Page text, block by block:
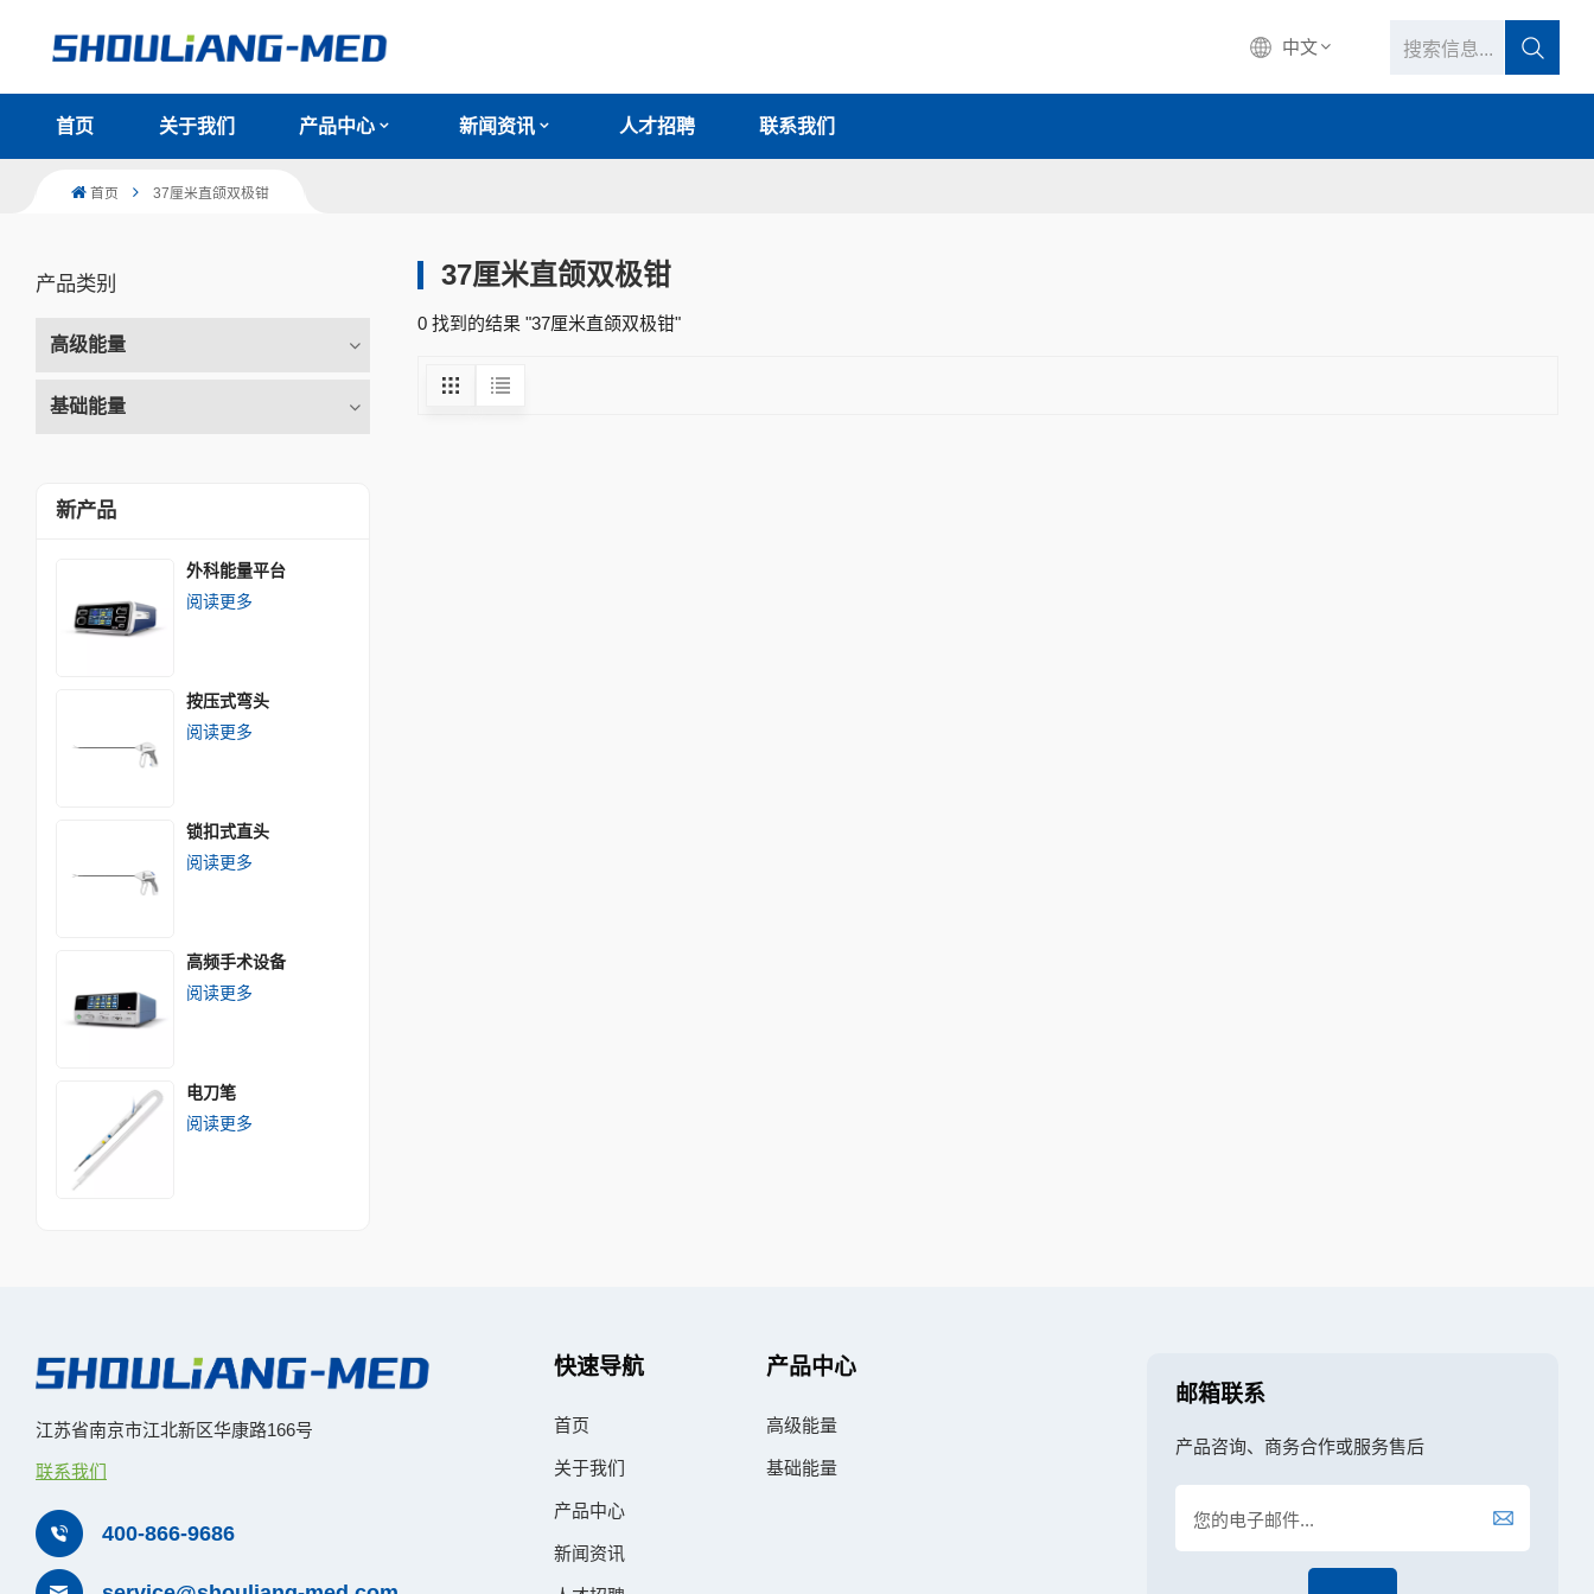
中文
中文
首页 关于我们 产品中心 新闻资讯 人才招聘 联系我们
首页 37厘米直颌双极钳
产品类别
高级能量
基础能量
新产品
外科能量平台
阅读更多
按压式弯头
阅读更多
锁扣式直头
阅读更多
高频手术设备
阅读更多
电刀笔
阅读更多
37厘米直颌双极钳
0 找到的结果 "37厘米直颌双极钳"
江苏省南京市江北新区华康路166号
联系我们
400-866-9686
快速导航
首页
关于我们
产品中心
新闻资讯
产品中心
高级能量
基础能量
邮箱联系
产品咨询、商务合作或服务售后